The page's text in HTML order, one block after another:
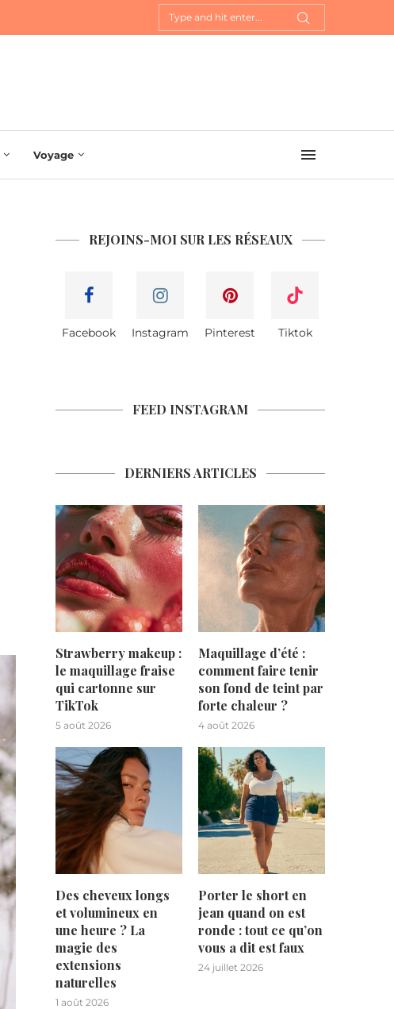
Voyage
REJOINS-MOI SUR LES RÉSEAUX
Facebook Instagram Pinterest Tiktok
FEED INSTAGRAM
DERNIERS ARTICLES
Strawberry makeup :
le maquillage fraise
qui cartonne sur
TikTok
5 août 2026
Maquillage d’été :
comment faire tenir
son fond de teint par
forte chaleur ?
4 août 2026
Des cheveux longs
et volumineux en
une heure ? La
magie des
extensions
naturelles
1 août 2026
Porter le short en
jean quand on est
ronde : tout ce qu’on
vous a dit est faux
24 juillet 2026